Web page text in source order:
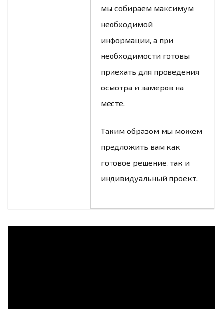
мы собираем максимум
необходимой
информации, а при
необходимости готовы
приехать для проведения
осмотра и замеров на
месте.
Таким образом мы можем
предложить вам как
готовое решение, так и
индивидуальный проект.